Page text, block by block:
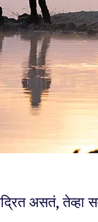
असतं, तेव्हा